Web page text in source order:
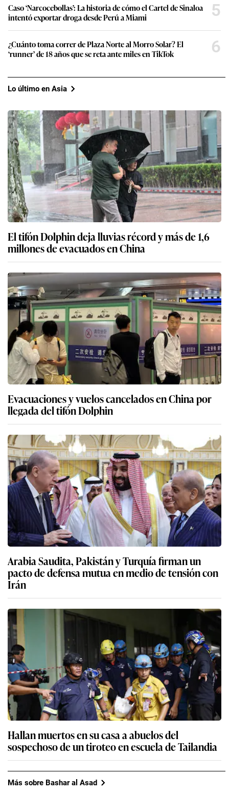
Caso ‘Narcocebollas’: La historia de cómo el Cartel de Sinaloa
intentó exportar droga desde Perú a Miami
5
¿Cuánto toma correr de Plaza Norte al Morro Solar? El
‘runner’ de 18 años que se reta ante miles en TikTok
6
Lo último en Asia
El tifón Dolphin deja lluvias récord y más de 1,6
millones de evacuados en China
Evacuaciones y vuelos cancelados en China por
llegada del tifón Dolphin
Arabia Saudita, Pakistán y Turquía firman un
pacto de defensa mutua en medio de tensión con
Irán
Hallan muertos en su casa a abuelos del
sospechoso de un tiroteo en escuela de Tailandia
Más sobre Bashar al Asad